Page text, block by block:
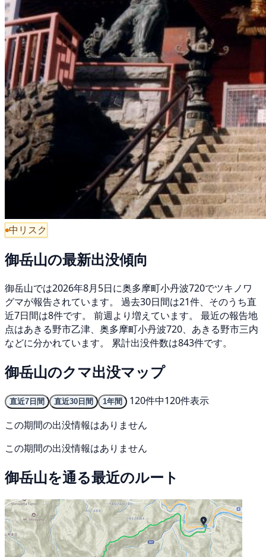
中リスク
御岳山の最新出没傾向
御岳山では2026年8月5日に奥多摩町小丹波720でツキノワ
グマが報告されています。 過去30日間は21件、そのうち直
近7日間は8件です。 前週より増えています。 最近の報告地
点はあきる野市乙津、奥多摩町小丹波720、あきる野市三内
などに分かれています。 累計出没件数は843件です。
御岳山のクマ出没マップ
直近7日間 直近30日間 1年間
120件中120件表示
この期間の出没情報はありません
この期間の出没情報はありません
御岳山を通る最近のルート